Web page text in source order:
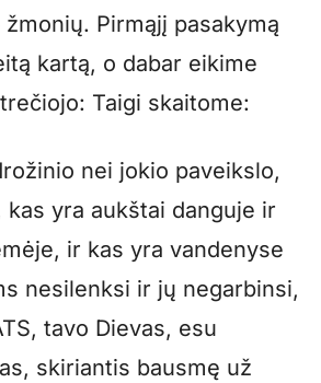
Pirmąjį pasakymą
kartą, o dabar eikime
Taigi skaitome:
nei jokio paveikslo,
kas yra aukštai danguje ir
ir kas yra vandenyse
nesilenksi ir jų negarbinsi,
tavo Dievas, esu
skiriantis bausmę už